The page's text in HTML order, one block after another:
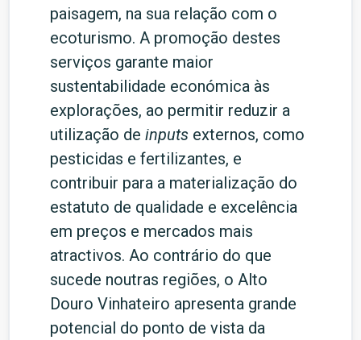
paisagem, na sua relação com o
ecoturismo. A promoção destes
serviços garante maior
sustentabilidade económica às
explorações, ao permitir reduzir a
utilização de inputs externos, como
pesticidas e fertilizantes, e
contribuir para a materialização do
estatuto de qualidade e excelência
em preços e mercados mais
atractivos. Ao contrário do que
sucede noutras regiões, o Alto
Douro Vinhateiro apresenta grande
potencial do ponto de vista da